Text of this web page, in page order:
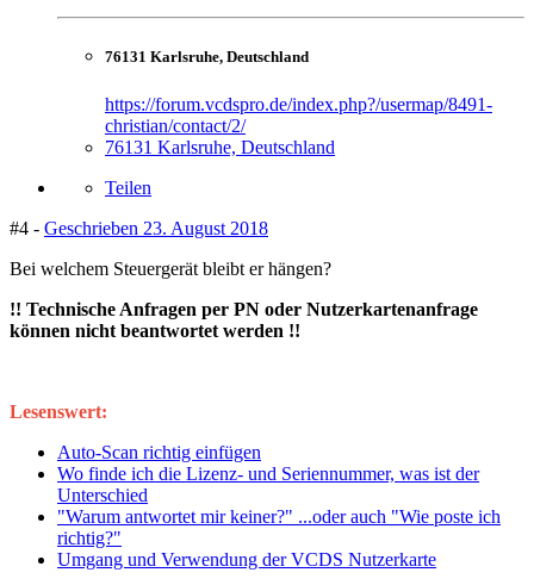
76131 Karlsruhe, Deutschland
https://forum.vcdspro.de/index.php?/usermap/8491-
christian/contact/2/
76131 Karlsruhe, Deutschland
Teilen
#4 - Geschrieben 23. August 2018
Bei welchem Steuergerät bleibt er hängen?
!! Technische Anfragen per PN oder Nutzerkartenanfrage
können nicht beantwortet werden !!
Lesenswert:
Auto-Scan richtig einfügen
Wo finde ich die Lizenz- und Seriennummer, was ist der
Unterschied
"Warum antwortet mir keiner?" ...oder auch "Wie poste ich
richtig?"
Umgang und Verwendung der VCDS Nutzerkarte